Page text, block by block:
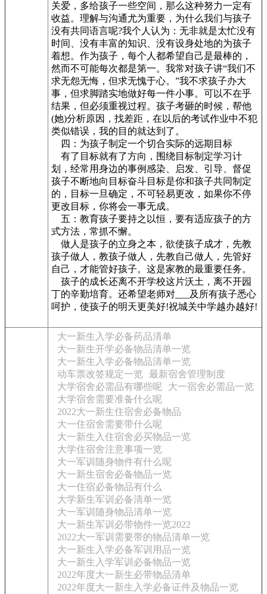
关爱，多给孩子一些空间，那么这种努力一定有
收益。理解与沟通尤为重要，为什么我们与孩子
没有共同语言呢?我个人认为：无非就是太忙没有
时间、没有丰富的知识、没有设身处地的为孩子
着想。作为孩子，每个人都希望自己是最棒的，
然而不可能每次都是第一。我常对孩子讲“我们不
求无怨无悔，但求无愧于心。”我不求孩子办大
事，但求脚踏实地做好每一件小事。可以不在乎
结果，但必须重视过程。孩子考砸的时候，帮他
(她)分析原因，找差距，在以后的考试作业中不犯
类似错误，我的目的就达到了。
四：为孩子制定一个切合实际的远期目标
有了目标就有了方向，围绕目标制定学习计
划，经常用身边的事例感染、启发、引导、督促
孩子不断地向目标奋斗目标是你和孩子共同制定
的，目标一旦确定，不可轻易更改，如果你不停
更改目标，你将会一事无成。
五：教育孩子要持之以恒，要有适应孩子的方
式方法，常抓不懈。
做人是孩子的立身之本，欲使孩子成才，先教
孩子做人，教孩子做人，先教自己做人，先管好
自己，才能管好孩子。这是家教的最重要任务。
孩子的成长还离不开学校这片沃土，离不开园
丁的辛勤培育。还希望老师对___及所有孩子悉心
呵护，使孩子的明天更美好!祝城关中学越办越好!
大一新生入学必备药品清单
大一新生开学必备物品清单一览
大一新生入学必备物品清单一览
动车票改签规定一览 最新宿舍管理制度
大学宿舍必需品有哪些呢
大一宿舍必需品一览
大学宿舍需要准备什么呢
2022大一新生住宿舍必备物品
大一住宿舍需要带什么呢
大一新生入住宿舍必买物品一览
大学住宿舍注意事项一览
大一军训随身物件有什么呢
大一新生宿舍必备物品一览
大一住宿必备物品有什么
大学新生军训必备清单一览
大一军训随身物品清单一览
大一新生军训必带物件一览2022
2022大一军训需要带的物品清单一览
大一新生入学必备军训用品一览
大一新生入学军训必备物品一览
2022年度大一新生必带物品清单
2022年度大一新生入学必备证件及物品一览